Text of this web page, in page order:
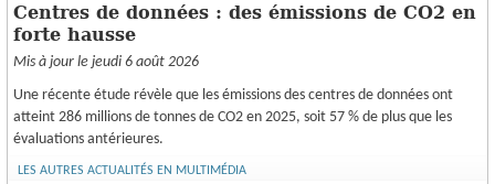
Centres de données : des émissions de CO2 en
forte hausse
Mis à jour le jeudi 6 août 2026
Une récente étude révèle que les émissions des centres de données ont
atteint 286 millions de tonnes de CO2 en 2025, soit 57 % de plus que les
évaluations antérieures.
LES AUTRES ACTUALITÉS EN MULTIMÉDIA